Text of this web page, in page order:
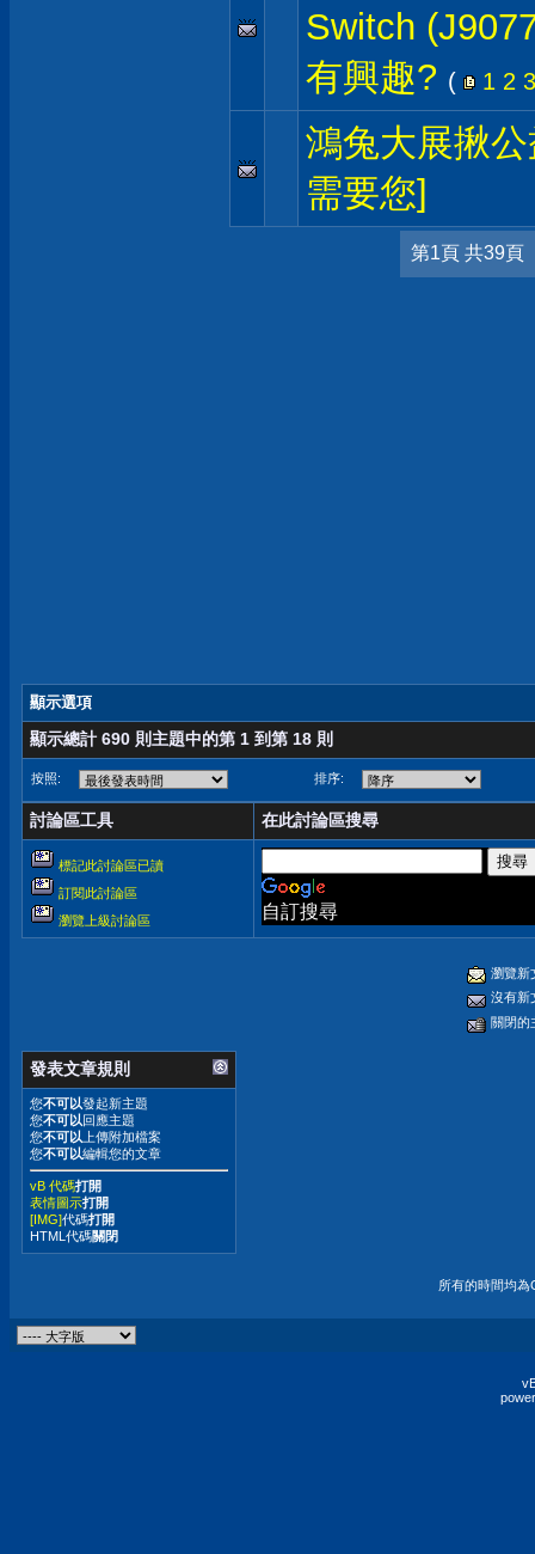
Switch
有興趣? ( 1 2 3
鴻兔大展揪
需要您]
第1頁 共39頁
顯示選項
顯示總計 690 則主題中的第 1 到第 18 則
按照: 排序:
討論區工具 在此討論區搜尋
標記此討論區已讀
訂閱此討論區
瀏覽上級討論區
自訂搜尋
瀏覽新
沒有新
關閉的
發表文章規則
您不可以發起新主題
您不可以回應主題
您不可以 上傳附加檔案
您不可以編輯您的文章
vB 代碼打開
表情圖示打開
[IMG]代碼打開
HTML代碼關閉
所有的時間均為